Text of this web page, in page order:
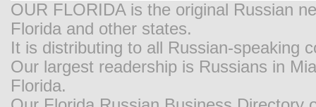
OUR FLORIDA is the original Russian
Florida and other states.
It is distributing to all Russian-speaking
Our largest readership is Russians in
Florida.